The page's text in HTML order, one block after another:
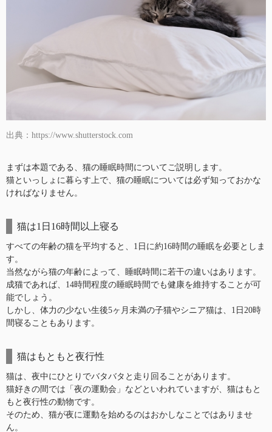
出典：https://www.shutterstock.com
まずは本題である、猫の睡眠時間についてご説明します。
猫といっしょに暮らす上で、猫の睡眠については必ず知っておかな
ければなりません。
猫は1日16時間以上寝る
すべての年齢の猫を平均すると、1日に約16時間の睡眠を必要としま
す。
当然ながら猫の年齢によって、睡眠時間に若干の違いはあります。
成猫であれば、14時間程度の睡眠時間でも健康を維持することが可
能でしょう。
しかし、体力の少ない生後5ヶ月未満の子猫やシニア猫は、1日20時
間寝ることもあります。
猫はもともと夜行性
猫は、夜中にひとりでバタバタと走り回ることがあります。
猫好きの間では「夜の運動会」などといわれていますが、猫はもと
もと夜行性の動物です。
そのため、猫が夜に運動を始めるのはおかしなことではありませ
ん。